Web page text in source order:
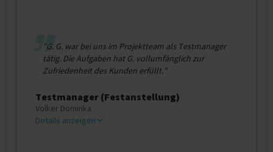
"G. G. war bei uns im Projektteam als Testmanager
tätig. Die Aufgaben hat G. vollumfänglich zur
Zufriedenheit des Kunden erfüllt."
Testmanager (Festanstellung)
Volker Dominka
Details anzeigen